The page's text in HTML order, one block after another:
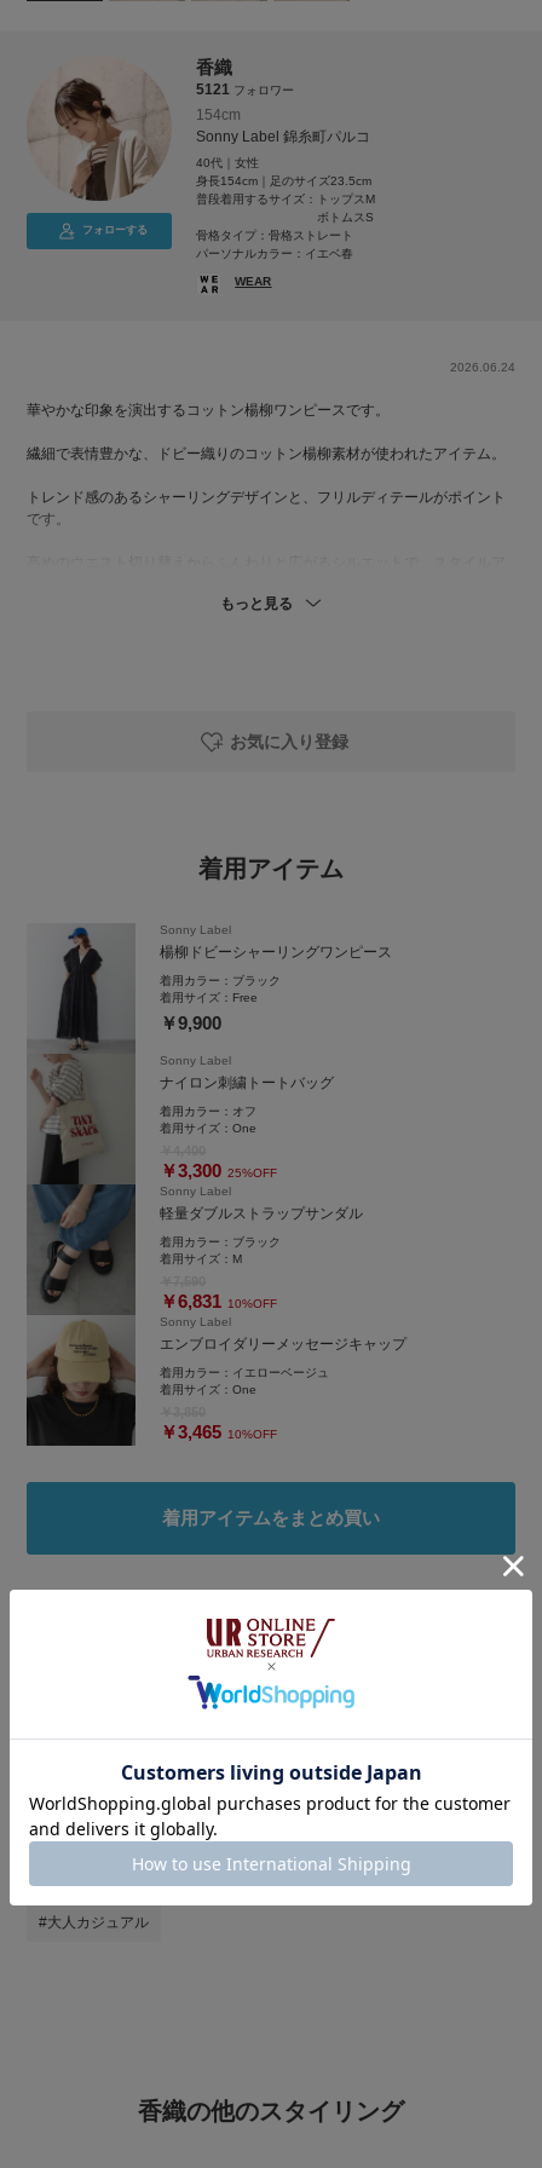
フォローする
香織
5121 フォロワー
154cm
Sonny Label 錦糸町パルコ
40代｜女性
身長154cm｜足のサイズ23.5cm
普段着用するサイズ：
トップスM
ボトムスS
骨格タイプ：骨格ストレート
パーソナルカラー：イエベ春
WEAR
2026.06.24
華やかな印象を演出するコットン楊柳ワンピースです。
繊細で表情豊かな、ドビー織りのコットン楊柳素材が使われたアイテム。
トレンド感のあるシャーリングデザインと、フリルディテールがポイント
です。
ーーーーーーーーーーーーーーーーーーー
Eでご連絡ください。
『@845nacxx』で検索すると
LINEのお友達追加が可能です。
もっと見る
お気に入り登録
着用アイテム
Sonny Label
楊柳ドビーシャーリングワンピース
着用カラー： ブラック
着用サイズ： Free
￥9,900
Sonny Label
ナイロン刺繍トートバッグ
着用カラー： オフ
着用サイズ：One
￥3,300 25%OFF
Sonny Label
軽量ダブルストラップサンダル
着用カラー： ブラック
着用サイズ： M
￥6,831 10%OFF
Sonny Label
エンブロイダリーメッセージキャップ
着用カラー： イエローベージュ
着用サイズ：One
￥3,465 10%OFF
着用アイテムをまとめ買い
タグ
#夏コーデ #オトナカジュアル
#休日スタイル #お出かけコーデ
#ワンピース #キャップ #ワンピース×サンダル
#大人カジュアル
香織の他のスタイリング